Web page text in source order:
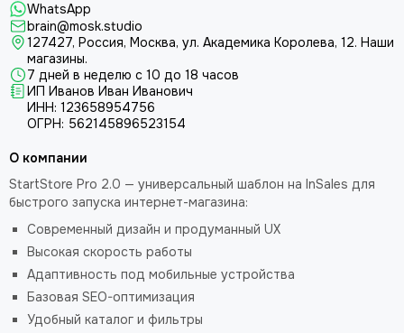
WhatsApp
brain@mosk.studio
127427, Россия, Москва, ул. Академика Королева, 12. Наши
магазины.
7 дней в неделю с 10 до 18 часов
ИП Иванов Иван Иванович
ИНН: 123658954756
ОГРН: 562145896523154
О компании
StartStore Pro 2.0 — универсальный шаблон на InSales для
быстрого запуска интернет-магазина:
Современный дизайн и продуманный UX
Высокая скорость работы
Адаптивность под мобильные устройства
Базовая SEO-оптимизация
Удобный каталог и фильтры